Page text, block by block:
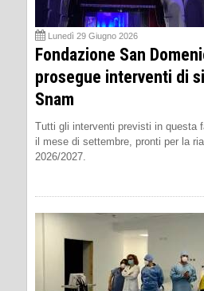
Lunedì 29 Giugno 2026
Fondazione San
prosegue interventi di
Snam
Tutti gli interventi previsti in questa
il mese di settembre, pronti per la
2026/2027.